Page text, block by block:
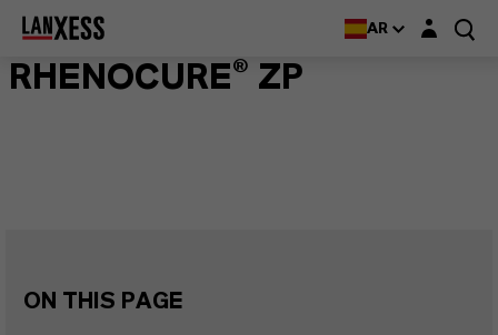
AR Login layer
RHENOCURE® ZP
ON THIS PAGE